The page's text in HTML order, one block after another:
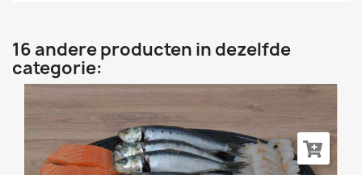
16 andere producten in dezelfde
categorie: